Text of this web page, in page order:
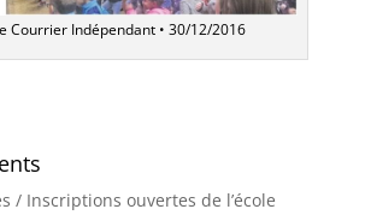
Courrier Indépendant • 30/12/2016
/ Inscriptions ouvertes de l’école